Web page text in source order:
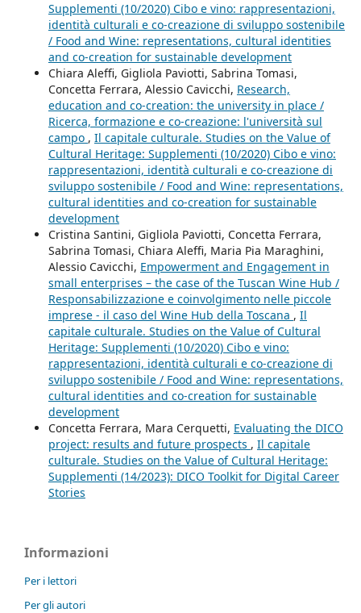
Supplementi (10/2020) Cibo e vino: rappresentazioni,
identità culturali e co-creazione di sviluppo sostenibile
/ Food and Wine: representations, cultural identities
and co-creation for sustainable development
Chiara Aleffi, Gigliola Paviotti, Sabrina Tomasi,
Concetta Ferrara, Alessio Cavicchi, Research,
education and co-creation: the university in place /
Ricerca, formazione e co-creazione: l'università sul
campo , Il capitale culturale. Studies on the Value of
Cultural Heritage: Supplementi (10/2020) Cibo e vino:
rappresentazioni, identità culturali e co-creazione di
sviluppo sostenibile / Food and Wine: representations,
cultural identities and co-creation for sustainable
development
Cristina Santini, Gigliola Paviotti, Concetta Ferrara,
Sabrina Tomasi, Chiara Aleffi, Maria Pia Maraghini,
Alessio Cavicchi, Empowerment and Engagement in
small enterprises – the case of the Tuscan Wine Hub /
Responsabilizzazione e coinvolgimento nelle piccole
imprese - il caso del Wine Hub della Toscana , Il
capitale culturale. Studies on the Value of Cultural
Heritage: Supplementi (10/2020) Cibo e vino:
rappresentazioni, identità culturali e co-creazione di
sviluppo sostenibile / Food and Wine: representations,
cultural identities and co-creation for sustainable
development
Concetta Ferrara, Mara Cerquetti, Evaluating the DICO
project: results and future prospects , Il capitale
culturale. Studies on the Value of Cultural Heritage:
Supplementi (14/2023): DICO Toolkit for Digital Career
Stories
Informazioni
Per i lettori
Per gli autori